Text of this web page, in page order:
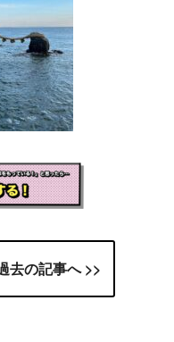
去の記事へ >>